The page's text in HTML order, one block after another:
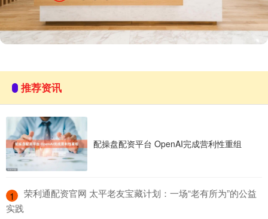
推荐资讯
配操盘配资平台 OpenAI完成营利性重组
1
​荣利通配资官网 太平老友宝藏计划：一场“老有所为”的公益
实践